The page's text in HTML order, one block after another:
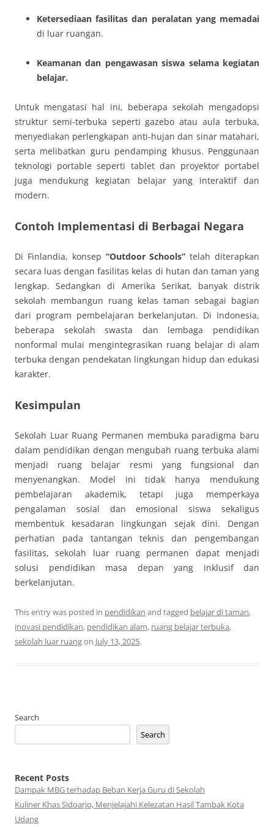
Ketersediaan fasilitas dan peralatan yang memadai
di luar ruangan.
Keamanan dan pengawasan siswa selama kegiatan
belajar.
Untuk mengatasi hal ini, beberapa sekolah mengadopsi
struktur semi-terbuka seperti gazebo atau aula terbuka,
menyediakan perlengkapan anti-hujan dan sinar matahari,
serta melibatkan guru pendamping khusus. Penggunaan
teknologi portable seperti tablet dan proyektor portabel
juga mendukung kegiatan belajar yang interaktif dan
modern.
Contoh Implementasi di Berbagai Negara
Di Finlandia, konsep “Outdoor Schools” telah diterapkan
secara luas dengan fasilitas kelas di hutan dan taman yang
lengkap. Sedangkan di Amerika Serikat, banyak distrik
sekolah membangun ruang kelas taman sebagai bagian
dari program pembelajaran berkelanjutan. Di Indonesia,
beberapa sekolah swasta dan lembaga pendidikan
nonformal mulai mengintegrasikan ruang belajar di alam
terbuka dengan pendekatan lingkungan hidup dan edukasi
karakter.
Kesimpulan
Sekolah Luar Ruang Permanen membuka paradigma baru
dalam pendidikan dengan mengubah ruang terbuka alami
menjadi ruang belajar resmi yang fungsional dan
menyenangkan. Model ini tidak hanya mendukung
pembelajaran akademik, tetapi juga memperkaya
pengalaman sosial dan emosional siswa sekaligus
membentuk kesadaran lingkungan sejak dini. Dengan
perhatian pada tantangan teknis dan pengembangan
fasilitas, sekolah luar ruang permanen dapat menjadi
solusi pendidikan masa depan yang inklusif dan
berkelanjutan.
This entry was posted in pendidikan and tagged belajar di taman,
inovasi pendidikan, pendidikan alam, ruang belajar terbuka,
sekolah luar ruangon July 13, 2025.
Search
Search
Recent Posts
Dampak MBG terhadap Beban Kerja Guru di Sekolah
Kuliner Khas Sidoarjo, Menjelajahi Kelezatan Hasil Tambak Kota
Udang